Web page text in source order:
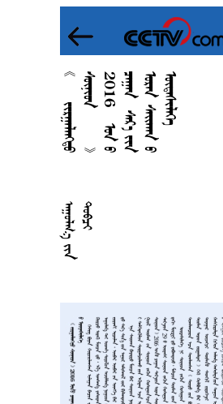



















2
0
1
6


















































 